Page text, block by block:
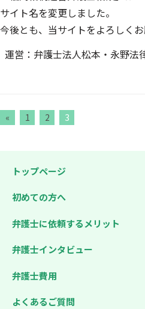
サイト名を変更しました。
今後とも、当サイトをよろしくお
運営： 弁護士法人松本・永野法
« 1 2 3
トップページ
初めての方へ
弁護士に依頼するメリット
弁護士インタビュー
弁護士費用
よくあるご質問